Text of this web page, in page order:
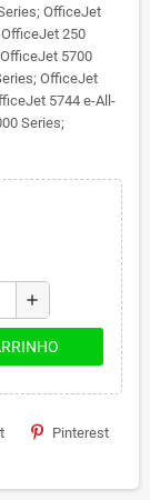
OfficeJet
250
5700
OfficeJet
5744 e-All-
Series;
add
Pinterest